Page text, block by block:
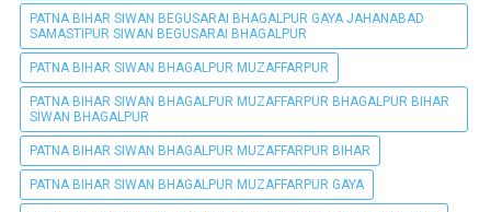
PATNA BIHAR SIWAN BEGUSARAI BHAGALPUR GAYA JAHANABAD
SAMASTIPUR SIWAN BEGUSARAI BHAGALPUR
PATNA BIHAR SIWAN BHAGALPUR MUZAFFARPUR
PATNA BIHAR SIWAN BHAGALPUR MUZAFFARPUR BHAGALPUR BIHAR
SIWAN BHAGALPUR
PATNA BIHAR SIWAN BHAGALPUR MUZAFFARPUR BIHAR
PATNA BIHAR SIWAN BHAGALPUR MUZAFFARPUR GAYA